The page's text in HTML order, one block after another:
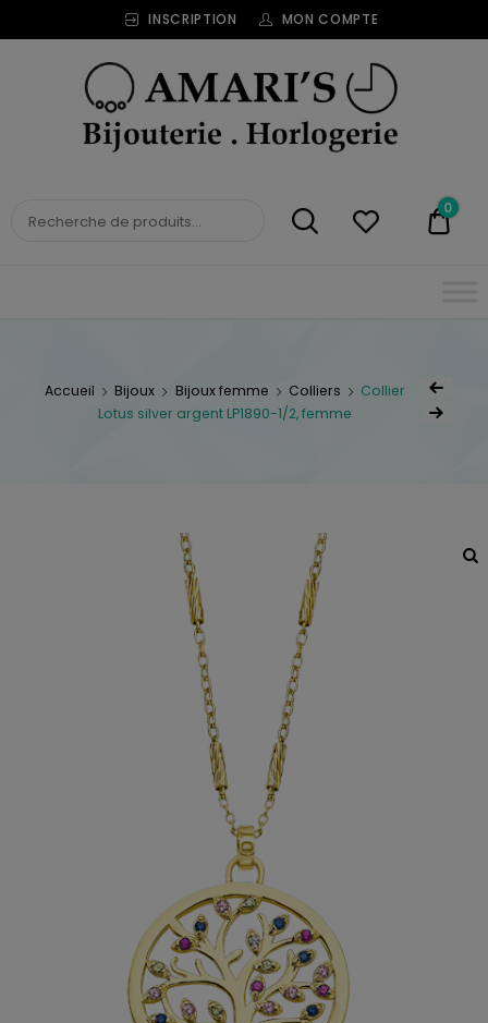
INSCRIPTION MON COMPTE
BIJOUTERIE
0
Accueil Bijoux Bijoux femme Colliers
Collier
Lotus silver argent LP1890-1/2, femme